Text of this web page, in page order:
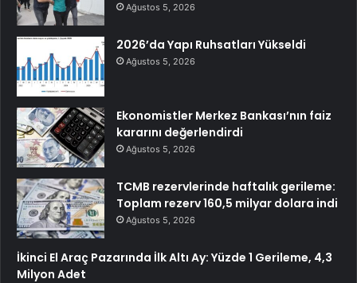
Ağustos 5, 2026
2026’da Yapı Ruhsatları Yükseldi
Ağustos 5, 2026
Ekonomistler Merkez Bankası’nın faiz
kararını değerlendirdi
Ağustos 5, 2026
TCMB rezervlerinde haftalık gerileme:
Toplam rezerv 160,5 milyar dolara indi
Ağustos 5, 2026
İkinci El Araç Pazarında İlk Altı Ay: Yüzde 1 Gerileme, 4,3
Milyon Adet